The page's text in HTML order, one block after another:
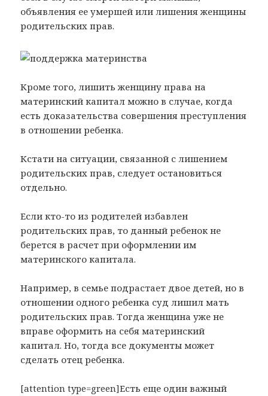
объявления ее умершей или лишения женщины
родительских прав.
Кроме того, лишить женщину права на
материнский капитал можно в случае, когда
есть доказательства совершения преступления
в отношении ребенка.
Кстати на ситуации, связанной с лишением
родительских прав, следует остановиться
отдельно.
Если кто-то из родителей избавлен
родительских прав, то данный ребенок не
берется в расчет при оформлении им
материнского капитала.
Например, в семье подрастает двое детей, но в
отношении одного ребенка суд лишил мать
родительских прав. Тогда женщина уже не
вправе оформить на себя материнский
капитал. Но, тогда все документы может
сделать отец ребенка.
[attention type=green]Есть еще один важный